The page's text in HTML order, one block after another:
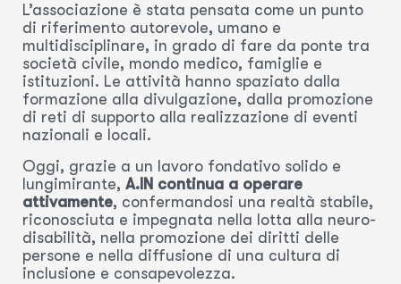
L’associazione è stata pensata come un punto
di riferimento autorevole, umano e
multidisciplinare, in grado di fare da ponte tra
società civile, mondo medico, famiglie e
istituzioni. Le attività hanno spaziato dalla
formazione alla divulgazione, dalla promozione
di reti di supporto alla realizzazione di eventi
nazionali e locali.
Oggi, grazie a un lavoro fondativo solido e
lungimirante, A.IN continua a operare
attivamente, confermandosi una realtà stabile,
riconosciuta e impegnata nella lotta alla neuro-
disabilità, nella promozione dei diritti delle
persone e nella diffusione di una cultura di
inclusione e consapevolezza.